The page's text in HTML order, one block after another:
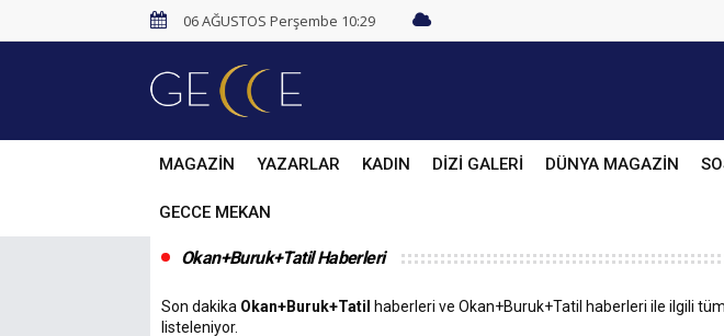
06 AĞUSTOS Perşembe 10:29
MAGAZİN YAZARLAR KADIN DİZİ GALERİ DÜNYA MAGAZİN
GECCE MEKAN
Okan+Buruk+Tatil Haberleri
Son dakika Okan+Buruk+Tatil haberleri ve Okan+Buruk+Tatil haberleri ile ilgili
listeleniyor.